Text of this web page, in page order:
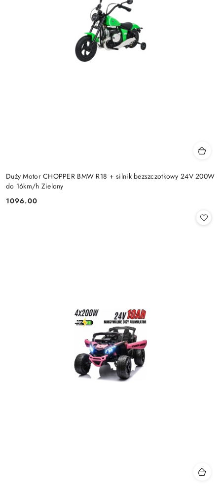
Duży Motor CHOPPER BMW R18 + silnik bezszczotkowy 24V 200W
do 16km/h Zielony
Cena:
1096.00